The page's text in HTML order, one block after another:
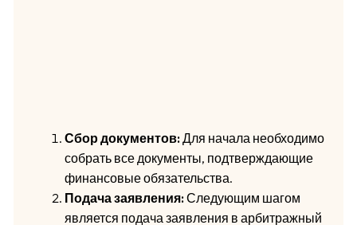
Сбор документов:Для начала необходимо
собрать все документы, подтверждающие
финансовые обязательства.
Подача заявления:Следующим шагом
является подача заявления в арбитражный